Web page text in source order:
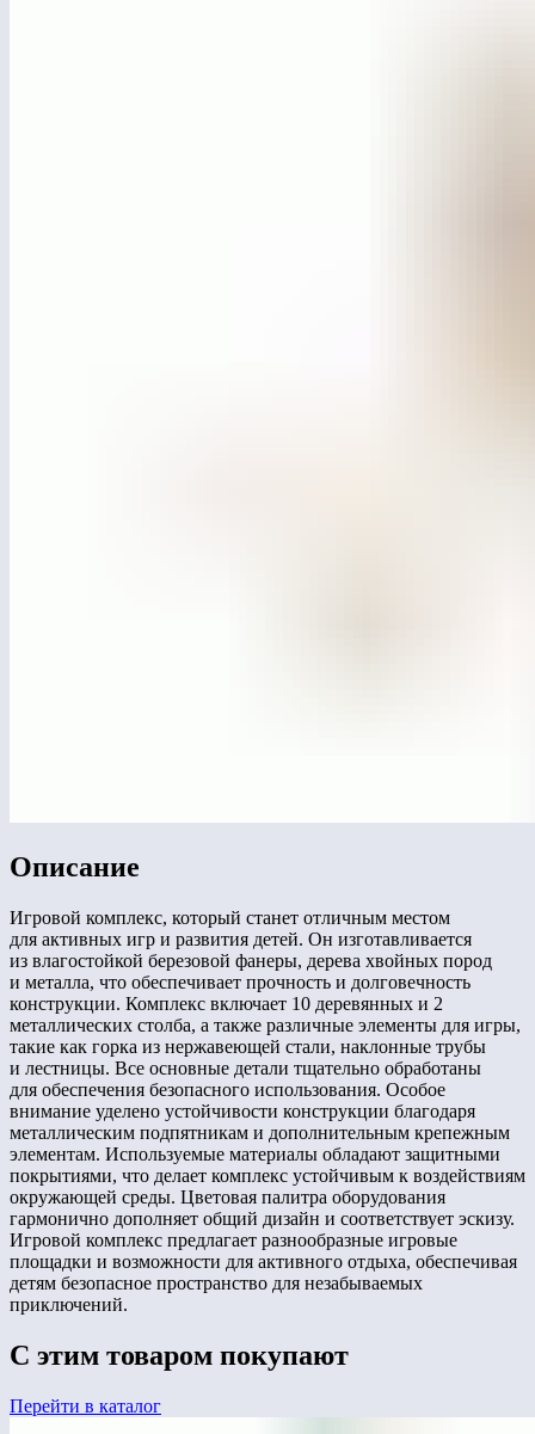
Описание
Игровой комплекс, который станет отличным местом
для активных игр и развития детей. Он изготавливается
из влагостойкой березовой фанеры, дерева хвойных пород
и металла, что обеспечивает прочность и долговечность
конструкции. Комплекс включает 10 деревянных и 2
металлических столба, а также различные элементы для игры,
такие как горка из нержавеющей стали, наклонные трубы
и лестницы. Все основные детали тщательно обработаны
для обеспечения безопасного использования. Особое
внимание уделено устойчивости конструкции благодаря
металлическим подпятникам и дополнительным крепежным
элементам. Используемые материалы обладают защитными
покрытиями, что делает комплекс устойчивым к воздействиям
окружающей среды. Цветовая палитра оборудования
гармонично дополняет общий дизайн и соответствует эскизу.
Игровой комплекс предлагает разнообразные игровые
площадки и возможности для активного отдыха, обеспечивая
детям безопасное пространство для незабываемых
приключений.
С этим товаром покупают
Перейти в каталог